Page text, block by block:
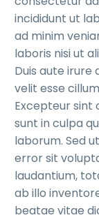
incididunt ut
ad minim
laboris nisi ut
Duis aute
velit esse
Excepteur
sunt in culpa
laborum. Sed
error sit
laudantium,
ab illo
beatae vitae